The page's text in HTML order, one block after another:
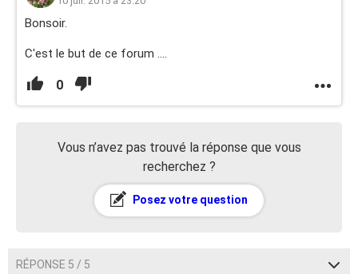
Bonsoir.
C'est le but de ce forum ....
0
Vous n’avez pas trouvé la réponse que vous
recherchez ?
Posez votre question
RÉPONSE 5 / 5